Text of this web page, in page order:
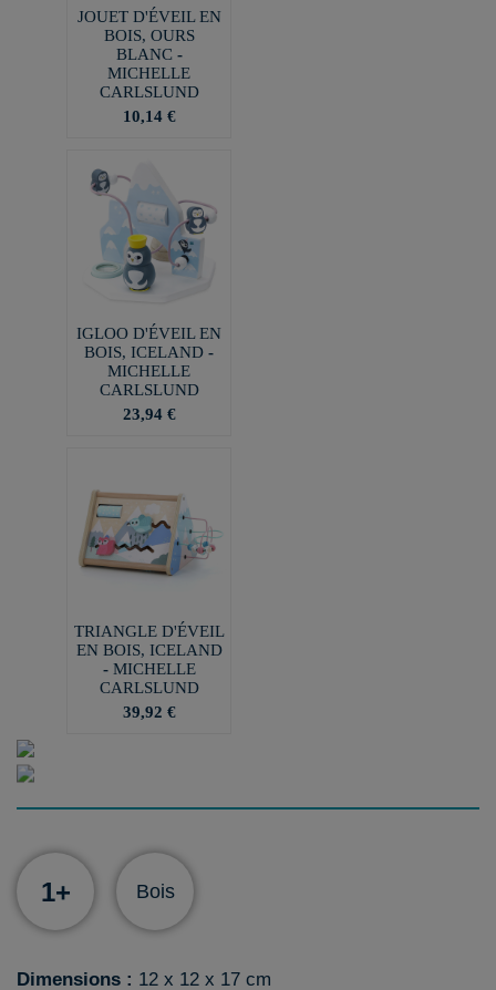
JOUET D'ÉVEIL EN
BOIS, OURS
BLANC -
MICHELLE
CARLSLUND
10,14 €
IGLOO D'ÉVEIL EN
BOIS, ICELAND -
MICHELLE
CARLSLUND
23,94 €
TRIANGLE D'ÉVEIL
EN BOIS, ICELAND
- MICHELLE
CARLSLUND
39,92 €
1+ Bois
Dimensions : 12 x 12 x 17 cm